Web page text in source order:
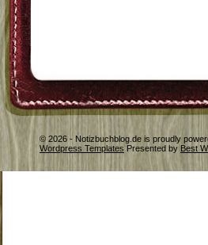
© 2026 - Notizbuchblog.de is proudly
Wordpress Templates Presented by Best